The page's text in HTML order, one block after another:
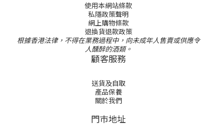
使用本網站條款
私隱政策聲明
網上購物條款
退換貨退款政策
根據香港法律，不得在業務過程中，向未成年人售賣或供應令
人醺醉的酒類。
顧客服務
送貨及自取
產品保養
關於我們
門巿地址